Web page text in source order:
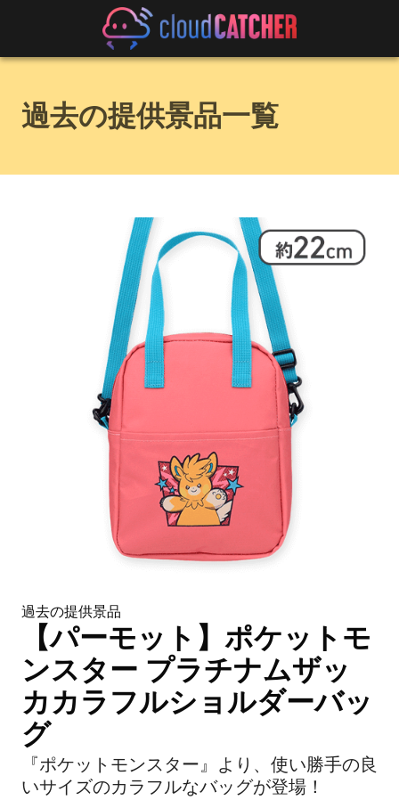
過去の提供景品一覧
過去の提供景品
【パーモット】ポケットモ
ンスター プラチナムザッ
カカラフルショルダーバッ
グ
『ポケットモンスター』より、使い勝手の良
いサイズのカラフルなバッグが登場！